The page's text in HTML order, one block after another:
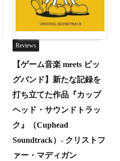
Reviews
【ゲーム音楽 meets ビッ
グバンド】新たな記録を
打ち立てた作品『カップ
ヘッド・サウンドトラッ
ク』（Cuphead
Soundtrack）- クリストフ
ァー・マディガン